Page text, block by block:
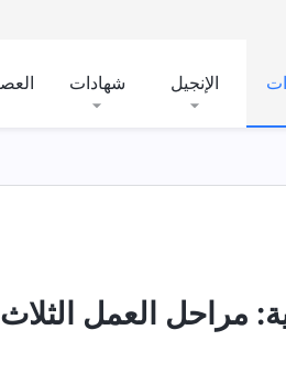
الإنجيل شهادات
مراحل العمل الثلاث